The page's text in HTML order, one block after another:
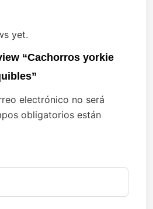
yet.
“Cachorros yorkie
electrónico no será
obligatorios están